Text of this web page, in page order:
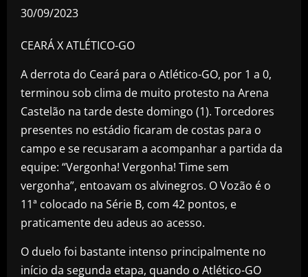
30/09/2023
CEARÁ X ATLÉTICO-GO
A derrota do Ceará para o Atlético-GO, por 1 a 0,
terminou sob clima de muito protesto na Arena
Castelão na tarde deste domingo (1). Torcedores
presentes no estádio ficaram de costas para o
campo e se recusaram a acompanhar a partida da
equipe: “Vergonha! Vergonha! Time sem
vergonha”, entoavam os alvinegros. O Vozão é o
11ª colocado na Série B, com 42 pontos, e
praticamente deu adeus ao acesso.
O duelo foi bastante intenso principalmente no
início da segunda etapa, quando o Atlético-GO